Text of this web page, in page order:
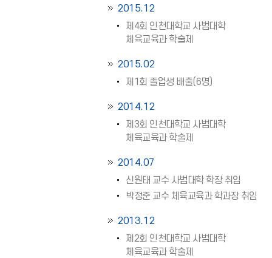
2015.12
제4회 인천대학교 사범대학
체육교육과 학술제
2015.02
제1회 졸업생 배출(6명)
2014.12
제3회 인천대학교 사범대학
체육교육과 학술제
2014.07
신원태 교수 사범대학 학장 취임
박정준 교수 체육교육과 학과장 취임
2013.12
제2회 인천대학교 사범대학
체육교육과 학술제